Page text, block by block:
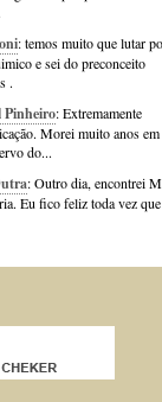
: temos muito que lutar
e sei do preconceito
.
Pinheiro: Extremamente
Morei muito anos
do...
: Outro dia, encontrei
Eu fico feliz toda vez